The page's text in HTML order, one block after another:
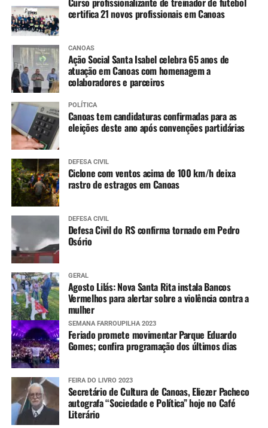
certifica 21 novos profissionais em Canoas
CANOAS
Ação Social Santa Isabel celebra 65 anos de
atuação em Canoas com homenagem a
colaboradores e parceiros
POLÍTICA
Canoas tem candidaturas confirmadas para as
eleições deste ano após convenções partidárias
DEFESA CIVIL
Ciclone com ventos acima de 100 km/h deixa
rastro de estragos em Canoas
DEFESA CIVIL
Defesa Civil do RS confirma tornado em Pedro
Osório
GERAL
Agosto Lilás: Nova Santa Rita instala Bancos
Vermelhos para alertar sobre a violência contra a
mulher
SEMANA FARROUPILHA 2023
Feriado promete movimentar Parque Eduardo
Gomes; confira programação dos últimos dias
FEIRA DO LIVRO 2023
Secretário de Cultura de Canoas, Eliezer Pacheco
autografa “Sociedade e Política” hoje no Café
Literário